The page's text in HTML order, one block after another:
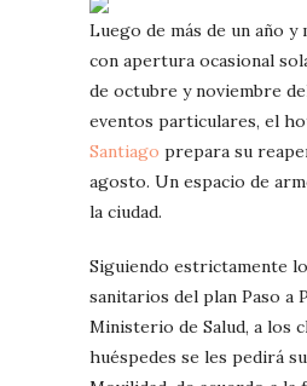
Luego de más de un año y
con apertura ocasional
de octubre y noviembre
eventos particulares, el
Santiago prepara su
agosto. Un espacio de
la ciudad.
Siguiendo estrictamente
sanitarios del plan Paso a
Ministerio de Salud, a los
huéspedes se les pedirá